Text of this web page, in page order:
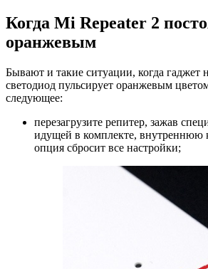
Когда Mi Repeater 2
оранжевым
Бывают и такие ситуации, когда гаджет
светодиод пульсирует оранжевым
следующее:
перезагрузите репитер, зажав
идущей в комплекте, внутреннюю
опция сбросит все настройки;